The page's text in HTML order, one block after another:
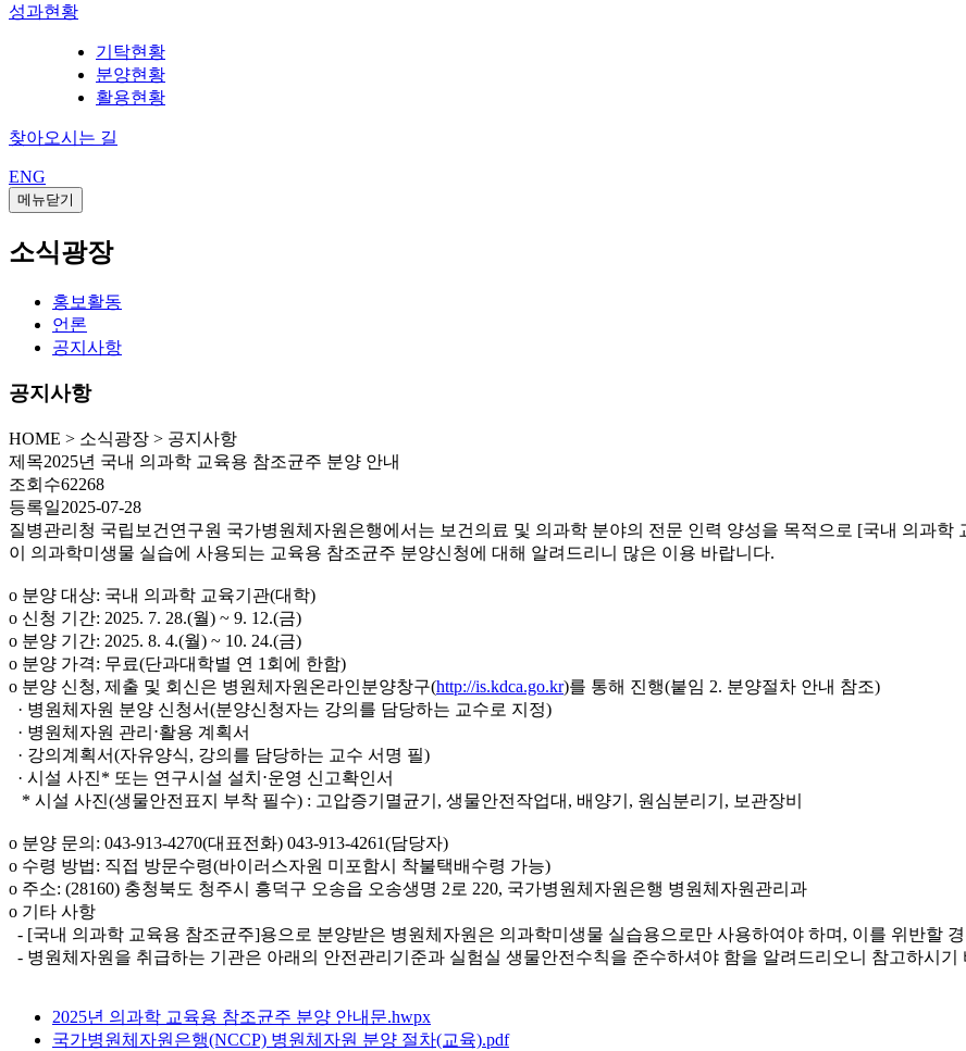
성과현황
기탁현황
분양현황
활용현황
찾아오시는 길
ENG
메뉴닫기
소식광장
홍보활동
언론
공지사항
공지사항
HOME > 소식광장 > 공지사항
제목2025년 국내 의과학 교육용 참조균주 분양 안내
조회수62268
등록일2025-07-28
질병관리청 국립보건연구원 국가병원체자원은행에서는 보건의료 및 의과학 분야의 전문 인력 양성을 목적으로 [국내 의과
이 의과학미생물 실습에 사용되는 교육용 참조균주 분양신청에 대해 알려드리니 많은 이용 바랍니다.
o 분양 대상: 국내 의과학 교육기관(대학)
o 신청 기간: 2025. 7. 28.(월) ~ 9. 12.(금)
o 분양 기간: 2025. 8. 4.(월) ~ 10. 24.(금)
o 분양 가격: 무료(단과대학별 연 1회에 한함)
o 분양 신청, 제출 및 회신은 병원체자원온라인분양창구(http://is.kdca.go.kr)를 통해 진행(붙임 2. 분양절차 안내 참조)
· 병원체자원 분양 신청서(분양신청자는 강의를 담당하는 교수로 지정)
· 병원체자원 관리⋅활용 계획서
· 강의계획서(자유양식, 강의를 담당하는 교수 서명 필)
· 시설 사진* 또는 연구시설 설치⋅운영 신고확인서
* 시설 사진(생물안전표지 부착 필수) : 고압증기멸균기, 생물안전작업대, 배양기, 원심분리기, 보관장비
o 분양 문의: 043-913-4270(대표전화) 043-913-4261(담당자)
o 수령 방법: 직접 방문수령(바이러스자원 미포함시 착불택배수령 가능)
o 주소: (28160) 충청북도 청주시 흥덕구 오송읍 오송생명 2로 220, 국가병원체자원은행 병원체자원관리과
o 기타 사항
- [국내 의과학 교육용 참조균주]용으로 분양받은 병원체자원은 의과학미생물 실습용으로만 사용하여야 하며, 이를 위반할
- 병원체자원을 취급하는 기관은 아래의 안전관리기준과 실험실 생물안전수칙을 준수하셔야 함을 알려드리오니 참고하시기
2025년 의과학 교육용 참조균주 분양 안내문.hwpx
국가병원체자원은행(NCCP) 병원체자원 분양 절차(교육).pdf